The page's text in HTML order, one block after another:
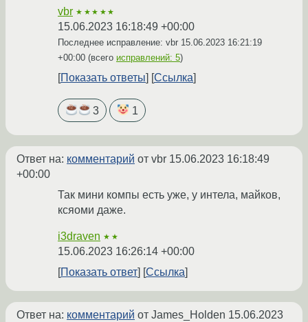
vbr ★★★★★
15.06.2023 16:18:49 +00:00
Последнее исправление: vbr 15.06.2023 16:21:19
+00:00 (всего исправлений: 5)
Показать ответы Ссылка
3 1
Ответ на: комментарий от vbr 15.06.2023 16:18:49
+00:00
Так мини компы есть уже, у интела, майков,
ксяоми даже.
i3draven ★★
15.06.2023 16:26:14 +00:00
Показать ответ
Ссылка
Ответ на: комментарий от James_Holden 15.06.2023